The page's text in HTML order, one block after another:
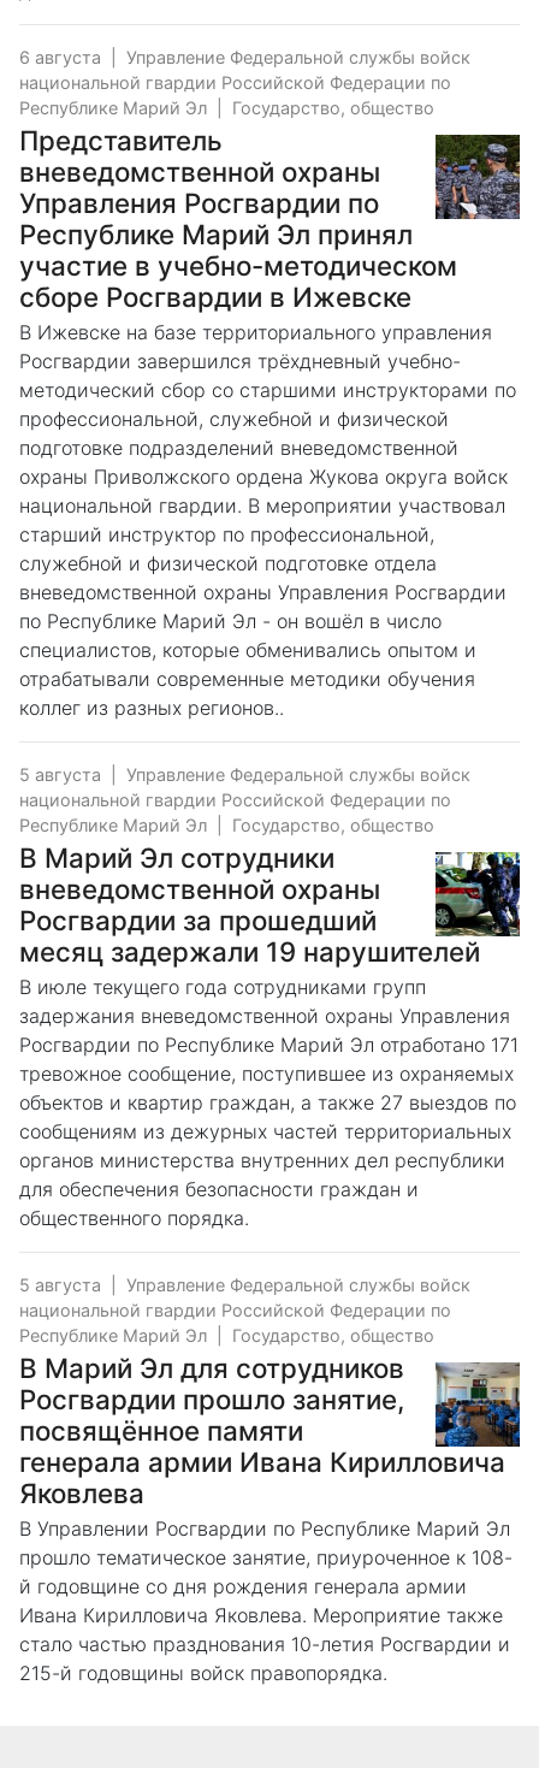
6 августа
Управление Федеральной службы войск
национальной гвардии Российской Федерации по
Республике Марий Эл
Государство, общество
Представитель
вневедомственной охраны
Управления Росгвардии по
Республике Марий Эл принял
участие в учебно-методическом
сборе Росгвардии в Ижевске
В Ижевске на базе территориального управления
Росгвардии завершился трёхдневный учебно-
методический сбор со старшими инструкторами по
профессиональной, служебной и физической
подготовке подразделений вневедомственной
охраны Приволжского ордена Жукова округа войск
национальной гвардии. В мероприятии участвовал
старший инструктор по профессиональной,
служебной и физической подготовке отдела
вневедомственной охраны Управления Росгвардии
по Республике Марий Эл - он вошёл в число
специалистов, которые обменивались опытом и
отрабатывали современные методики обучения
коллег из разных регионов..
5 августа
Управление Федеральной службы войск
национальной гвардии Российской Федерации по
Республике Марий Эл
Государство, общество
В Марий Эл сотрудники
вневедомственной охраны
Росгвардии за прошедший
месяц задержали 19 нарушителей
В июле текущего года сотрудниками групп
задержания вневедомственной охраны Управления
Росгвардии по Республике Марий Эл отработано 171
тревожное сообщение, поступившее из охраняемых
объектов и квартир граждан, а также 27 выездов по
сообщениям из дежурных частей территориальных
органов министерства внутренних дел республики
для обеспечения безопасности граждан и
общественного порядка.
5 августа
Управление Федеральной службы войск
национальной гвардии Российской Федерации по
Республике Марий Эл
Государство, общество
В Марий Эл для сотрудников
Росгвардии прошло занятие,
посвящённое памяти
генерала армии Ивана Кирилловича
Яковлева
В Управлении Росгвардии по Республике Марий Эл
прошло тематическое занятие, приуроченное к 108-
й годовщине со дня рождения генерала армии
Ивана Кирилловича Яковлева. Мероприятие также
стало частью празднования 10-летия Росгвардии и
215-й годовщины войск правопорядка.